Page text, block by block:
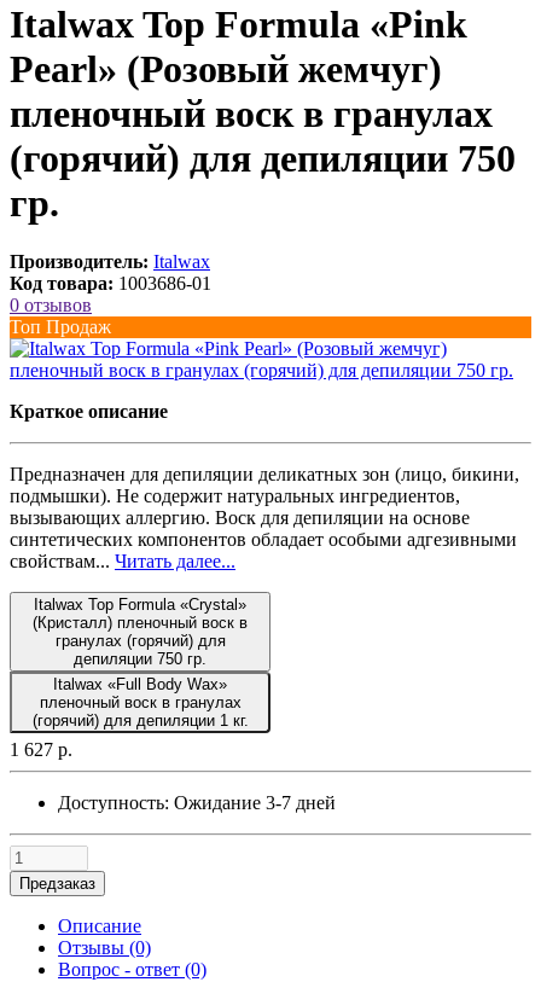
Italwax Top Formula «Pink
Pearl» (Розовый жемчуг)
пленочный воск в гранулах
(горячий) для депиляции 750
гр.
Производитель: Italwax
Код товара: 1003686-01
0 отзывов
Топ Продаж
Краткое описание
Предназначен для депиляции деликатных зон (лицо, бикини,
подмышки). Не содержит натуральных ингредиентов,
вызывающих аллергию. Воск для депиляции на основе
синтетических компонентов обладает особыми адгезивными
свойствам... Читать далее...
Italwax Top Formula «Crystal»
(Кристалл) пленочный воск в
гранулах (горячий) для
депиляции 750 гр.
Italwax «Full Body Wax»
пленочный воск в гранулах
(горячий) для депиляции 1 кг.
1 627 р.
Доступность: Ожидание 3-7 дней
Предзаказ
Описание
Отзывы (0)
Вопрос - ответ (0)